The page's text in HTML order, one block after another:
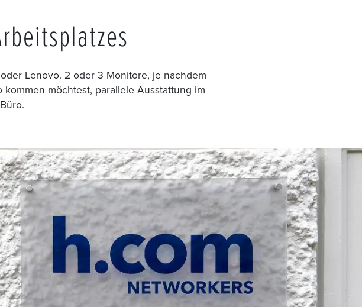
Lenovo. 2 oder 3 Monitore, je nachdem
möchtest, parallele Ausstattung im